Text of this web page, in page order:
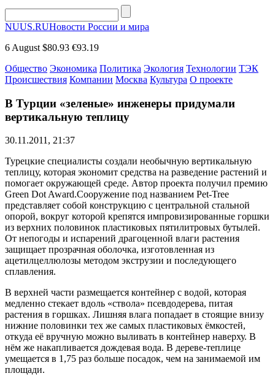
NUUS.RUНовости России и мира
6 August $80.93 €93.19
Общество Экономика Политика Экология Технологии ТЭК
Происшествия Компании Москва Культура О проекте
В Турции «зеленые» инженеры придумали
вертикальную теплицу
30.11.2011, 21:37
Турецкие специалисты создали необычную вертикальную
теплицу, которая экономит средства на разведение растений и
помогает окружающей среде. Автор проекта получил премию
Green Dot Award.Сооружение под названием Pet-Tree
представляет собой конструкцию с центральной стальной
опорой, вокруг которой крепятся импровизированные горшки
из верхних половинок пластиковых пятилитровых бутылей.
От непогоды и испарений драгоценной влаги растения
защищает прозрачная оболочка, изготовленная из
ацетилцеллюлозы методом экструзии и последующего
сплавления.
В верхней части размещается контейнер с водой, которая
медленно стекает вдоль «ствола» псевдодерева, питая
растения в горшках. Лишняя влага попадает в стоящие внизу
нижние половинки тех же самых пластиковых ёмкостей,
откуда её вручную можно выливать в контейнер наверху. В
нём же накапливается дождевая вода. В дереве-теплице
умещается в 1,75 раз больше посадок, чем на занимаемой им
площади.